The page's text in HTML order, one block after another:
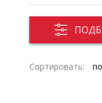
Сортировать: